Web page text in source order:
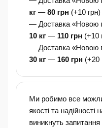
кг — 80 грн (+10 грн)
— Доставка «Новою
10 кг — 110 грн (+10
— Доставка «Новою
30 кг — 160 грн (+20
Ми робимо все
якості та
виникнуть